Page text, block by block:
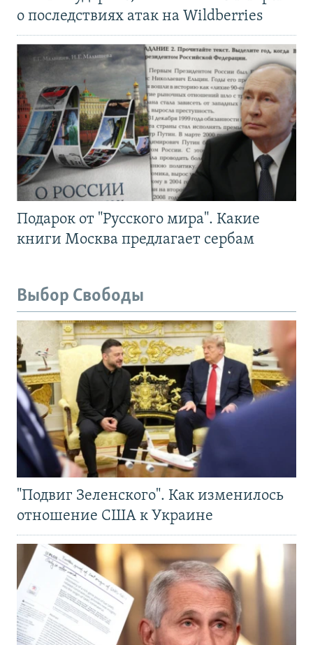
о последствиях атак на Wildberries
Подарок от "Русского мира". Какие
книги Москва предлагает сербам
Выбор Свободы
"Подвиг Зеленского". Как изменилось
отношение США к Украине